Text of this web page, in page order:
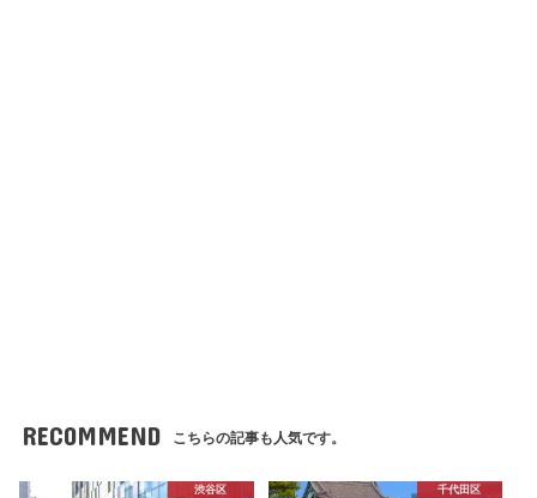
RECOMMEND こちらの記事も人気です。
渋谷区 千代田区